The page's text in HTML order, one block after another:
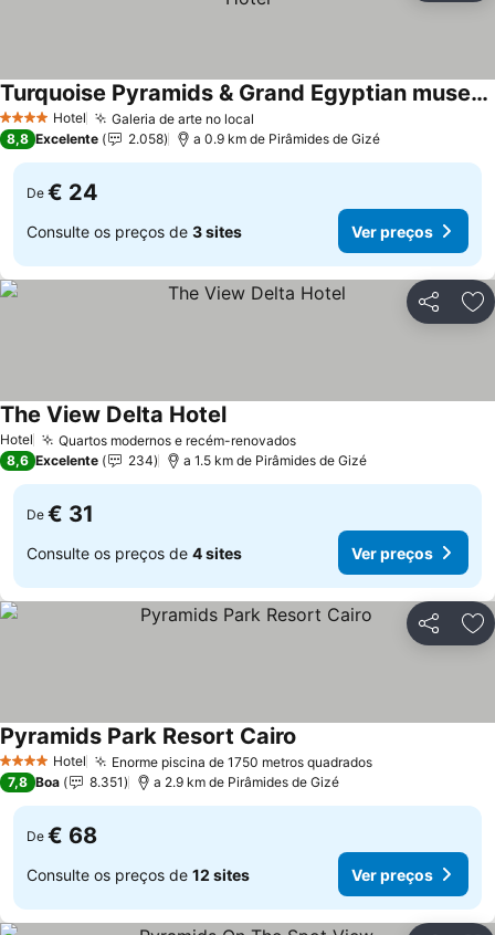
4 EstrelasHotel Galeria de arte no local
Turquoise Pyramids & Grand Egyptian museum view Hotel
Ver preços
8,8 Excelente 2.058 a 0.9 km de Pirâmides de Gizé
De € 24
Consulte os preços de 3 sites Ver preços
Partilhar
Hotel Quartos modernos e recém-renovadosVer preços
The View Delta HotelVer preços
8,6 Excelente 234 a 1.5 km de Pirâmides de Gizé
De € 31
Consulte os preços de 4 sites Ver preços
Partilhar
4 EstrelasHotel Enorme piscina de 1750 metros quadradosVer preços
Pyramids Park Resort Cairo
7,8 Boa 8.351 a 2.9 km de Pirâmides de Gizé
De € 68
Consulte os preços de 12 sites Ver preços